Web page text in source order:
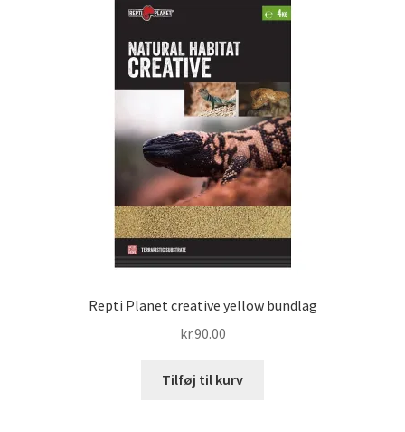
Repti Planet creative yellow bundlag
kr.90.00
Tilføj til kurv